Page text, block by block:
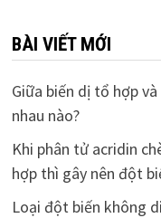
BÀI VIẾT MỚI
Giữa biến dị tổ hợp
nhau nào?
Khi phân tử acridin
hợp thì gây nên đột
Loại đột biến không